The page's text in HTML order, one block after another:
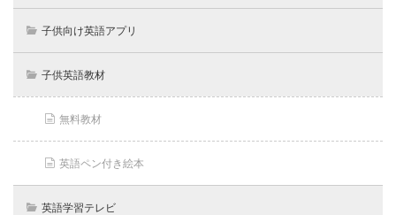
子供向け英語アプリ
子供英語教材
無料教材
英語ペン付き絵本
英語学習テレビ